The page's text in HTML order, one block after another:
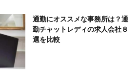
通勤にオススメな事務所は？通
勤チャットレディの求人会社８
選を比較